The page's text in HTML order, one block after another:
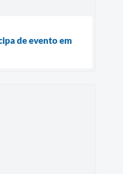
de evento em